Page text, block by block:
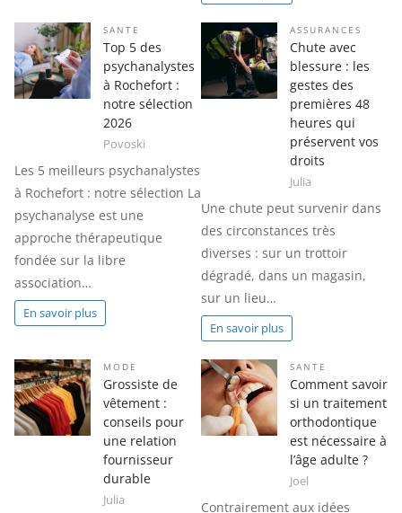
SANTE
Top 5 des
psychanalystes
à Rochefort :
notre sélection
2026
Povoski
Les 5 meilleurs psychanalystes
à Rochefort : notre sélection La
psychanalyse est une
approche thérapeutique
fondée sur la libre
association…
En savoir plus
ASSURANCES
Chute avec
blessure : les
gestes des
premières 48
heures qui
préservent vos
droits
Julia
Une chute peut survenir dans
des circonstances très
diverses : sur un trottoir
dégradé, dans un magasin,
sur un lieu…
En savoir plus
MODE
Grossiste de
vêtement :
conseils pour
une relation
fournisseur
durable
Julia
SANTE
Comment savoir
si un traitement
orthodontique
est nécessaire à
l’âge adulte ?
Joel
Contrairement aux idées